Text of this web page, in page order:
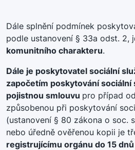
Dále splnění podmínek
podle ustanovení § 33a odst. 2,
komunitního charakteru.
Dále je poskytovatel sociální
započetím poskytování sociální
pojistnou smlouvu pro případ
způsobenou při poskytování
(ustanovení § 80 zákona o soc.
nebo úředně ověřenou kopii je
registrujícímu orgánu do 15